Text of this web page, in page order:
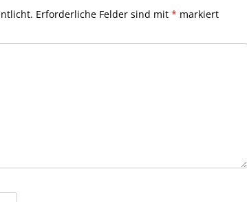
Erforderliche Felder sind mit * markiert